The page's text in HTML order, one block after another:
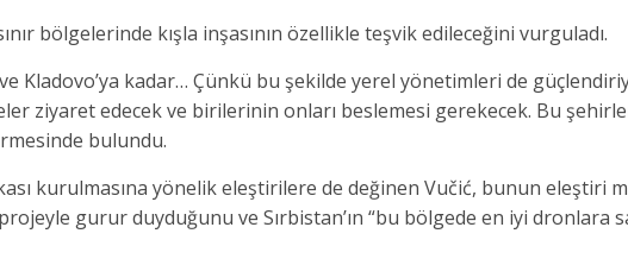
bölgelerinde kışla inşasının özellikle teşvik edileceğini vurguladı.
ve Kladovo’ya kadar… Çünkü bu şekilde yerel yönetimleri de
ziyaret edecek ve birilerinin onları beslemesi gerekecek. Bu
bulundu.
kurulmasına yönelik eleştirilere de değinen Vučić, bunun eleştiri
gurur duyduğunu ve Sırbistan’ın “bu bölgede en iyi dronlara